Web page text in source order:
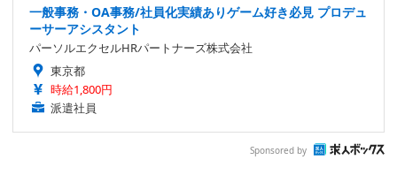
一般事務・OA事務/社員化実績ありゲーム好き必見 プロデュ
ーサーアシスタント
パーソルエクセルHRパートナーズ株式会社
東京都
時給1,800円
派遣社員
Sponsored by